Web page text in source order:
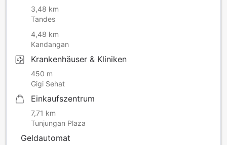
3,48 km
Tandes
4,48 km
Kandangan
Krankenhäuser & Kliniken
450 m
Gigi Sehat
Einkaufszentrum
7,71 km
Tunjungan Plaza
Geldautomat